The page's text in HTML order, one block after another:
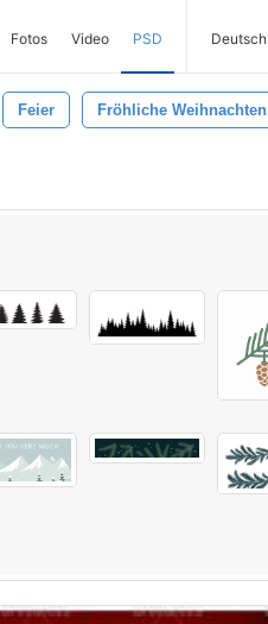
Fotos Video PSD Deutsch
Feier Fröhliche Weihnachten